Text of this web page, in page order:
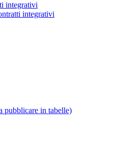
integrativi
integrativi
pubblicare in tabelle)